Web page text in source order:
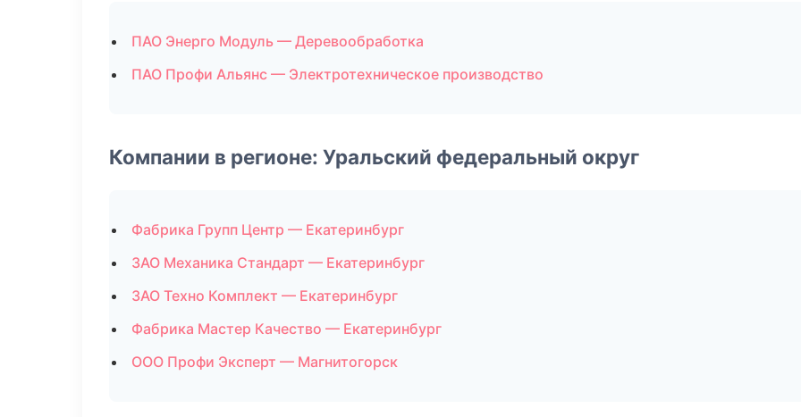
ПАО Энерго Модуль — Деревообработка
ПАО Профи Альянс — Электротехническое производство
Компании в регионе: Уральский федеральный округ
Фабрика Групп Центр — Екатеринбург
ЗАО Механика Стандарт — Екатеринбург
ЗАО Техно Комплект — Екатеринбург
Фабрика Мастер Качество — Екатеринбург
ООО Профи Эксперт — Магнитогорск